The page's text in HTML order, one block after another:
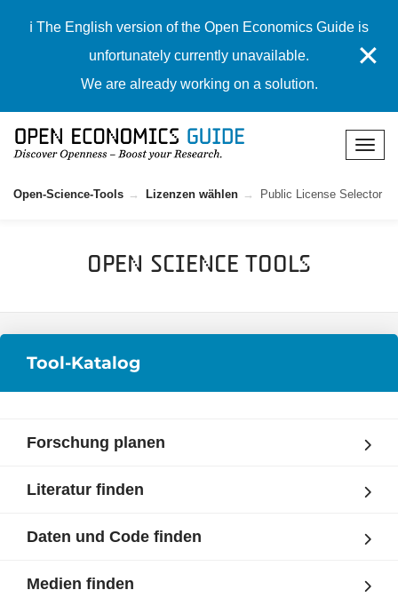
ℹ️ The English version of the Open Economics Guide is
unfortunately currently unavailable.
We are already working on a solution.
✕
Open-Science-Tools Lizenzen wählen Public License Selector
Open Science Tools
Tool-Katalog
Forschung planen
Literatur finden
Daten und Code finden
Medien finden